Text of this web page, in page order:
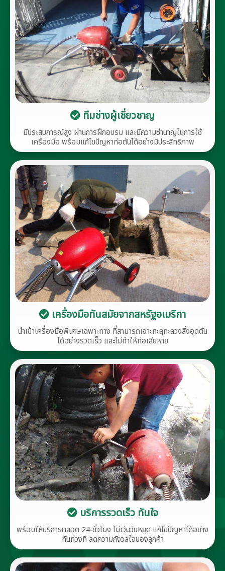
ทีมช่างผู้เชี่ยวชาญ
มีประสบการณ์สูง ผ่านการฝึกอบรม และมีความชำนาญในการใช้
เครื่องมือ พร้อมแก้ไขปัญหาท่อตันได้อย่างมีประสิทธิภาพ
เครื่องมือทันสมัยจากสหรัฐอเมริกา
นำเข้าเครื่องมือพิเศษเฉพาะทาง ที่สามารถเจาะทะลุทะลวงสิ่งอุดตัน
ได้อย่างรวดเร็ว และไม่ทำให้ท่อเสียหาย
บริการรวดเร็ว ทันใจ
พร้อมให้บริการตลอด 24 ชั่วโมง ไม่เว้นวันหยุด แก้ไขปัญหาได้อย่าง
ทันท่วงที ลดความกังวลใจของลูกค้า